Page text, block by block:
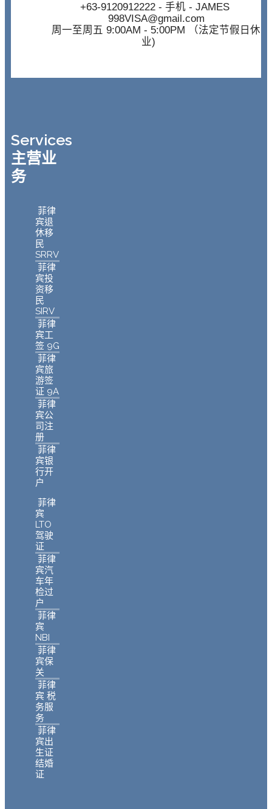
+63-9120912222- 手机 - JAMES
998VISA@gmail.com
周一至周五 9:00AM - 5:00PM （法定节假日休
业)
Services
主营业
务
菲律
宾退
休移
民
SRRV
菲律
宾投
资移
民
SIRV
菲律
宾工
签 9G
菲律
宾旅
游签
证 9A
菲律
宾公
司注
册
菲律
宾银
行开
户
菲律
宾
LTO
驾驶
证
菲律
宾汽
车年
检过
户
菲律
宾
NBI
菲律
宾保
关
菲律
宾 税
务服
务
菲律
宾出
生证
结婚
证